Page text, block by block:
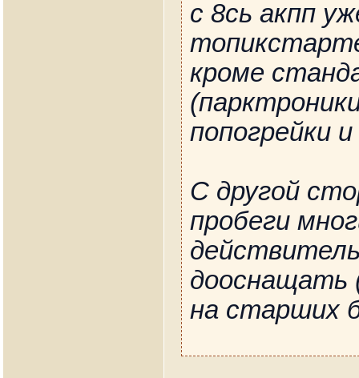
с 8сь акпп
кроме
попогрейки
С другой
пробеги
дооснащать
на старших